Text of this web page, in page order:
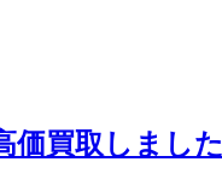
買取しまし